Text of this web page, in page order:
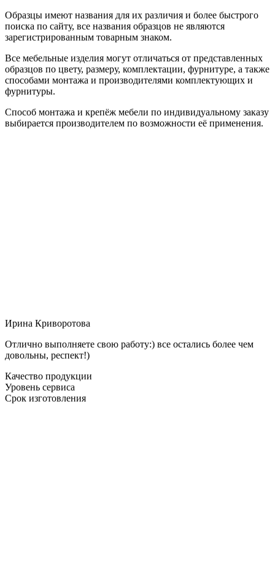
Образцы имеют названия для их различия и более быстрого
поиска по сайту, все названия образцов не являются
зарегистрированным товарным знаком.
Все мебельные изделия могут отличаться от представленных
образцов по цвету, размеру, комплектации, фурнитуре, а также
способами монтажа и производителями комплектующих и
фурнитуры.
Способ монтажа и крепёж мебели по индивидуальному заказу
выбирается производителем по возможности её применения.
Ирина Криворотова
Отлично выполняете свою работу:) все остались более чем
довольны, респект!)
Качество продукции
Уровень сервиса
Срок изготовления